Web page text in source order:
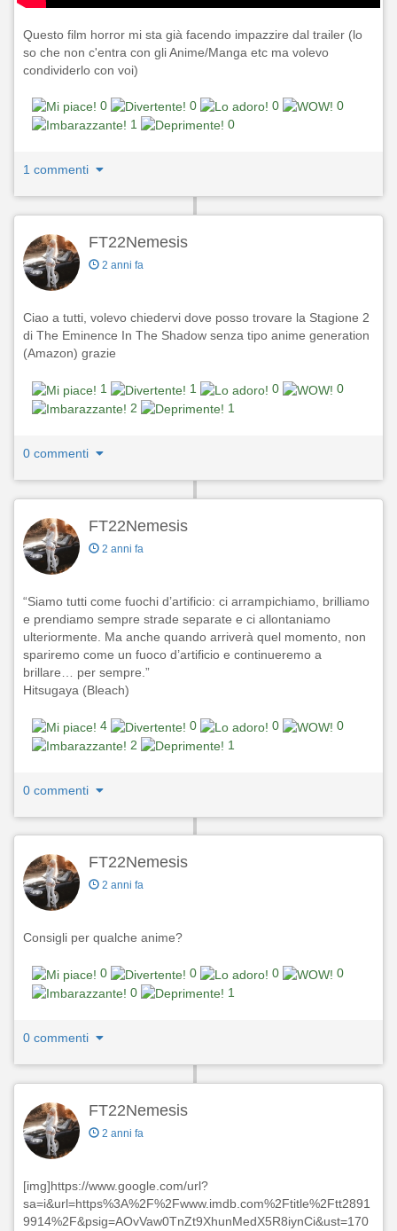
Questo film horror mi sta già facendo impazzire dal trailer (lo
so che non c'entra con gli Anime/Manga etc ma volevo
condividerlo con voi)
0 0 0
0
1
0
1 commenti
FT22Nemesis
2 anni fa
Ciao a tutti, volevo chiedervi dove posso trovare la Stagione 2
di The Eminence In The Shadow senza tipo anime generation
(Amazon) grazie
1 1 0
0
2
1
0 commenti
FT22Nemesis
2 anni fa
“Siamo tutti come fuochi d’artificio: ci arrampichiamo, brilliamo
e prendiamo sempre strade separate e ci allontaniamo
ulteriormente. Ma anche quando arriverà quel momento, non
spariremo come un fuoco d’artificio e continueremo a
brillare… per sempre.”
Hitsugaya (Bleach)
4 0 0
0
2
1
0 commenti
FT22Nemesis
2 anni fa
Consigli per qualche anime?
0 0 0
0
0
1
0 commenti
FT22Nemesis
2 anni fa
[img]https://www.google.com/url?
sa=i&url=https%3A%2F%2Fwww.imdb.com%2Ftitle%2Ftt2891
9914%2F&psig=AOvVaw0TnZt9XhunMedX5R8iynCi&ust=170